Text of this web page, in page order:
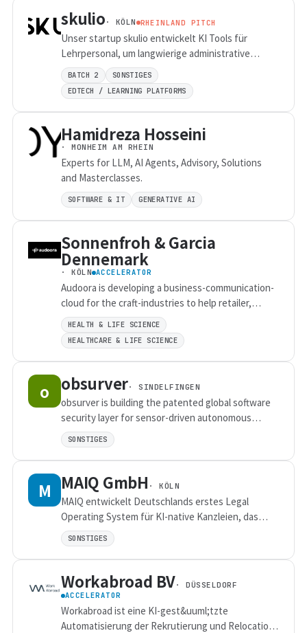
skulio · KÖLN RHEINLAND PITCH
Unser startup skulio entwickelt KI Tools für
Lehrpersonal, um langwierige administrative
Aufgaben im Arbeitsalltag minutenschnell zu
erledigen.
BATCH 2
SONSTIGES
EDTECH / LEARNING PLATFORMS
Hamidreza Hosseini
· MONHEIM AM RHEIN
Experts for LLM, AI Agents, Advisory, Solutions
and Masterclasses.
SOFTWARE & IT GENERATIVE AI
Sonnenfroh & Garcia
Dennemark
· KÖLN ACCELERATOR
Audoora is developing a business-communication-
cloud for the craft-industries to help retailer,
wholesaler and manufactures overcome manual
workflows by digitize all dimensions of purchase
process with ai powered services.
HEALTH & LIFE SCIENCE
HEALTHCARE & LIFE SCIENCE
o obsurver· SINDELFINGEN
obsurver is building the patented global software
security layer for sensor-driven autonomous
systems by detecting, monitoring and flagging
senosr-degradation/-aging on a system level in
defence, robotics and heavy machinery - building a
truly future for all.
SONSTIGES
M MAIQ GmbH · KÖLN
MAIQ entwickelt Deutschlands erstes Legal
Operating System für KI-native Kanzleien, das
fragmentierte Softwarelandschaften und manuelle
Prozesse durch integrierte Workflows und einen
lernenden Wissensgraphen ersetzt und so täglich
zwei zusätzlich abrechenbare Stunden pro
Anwält:in ermöglicht.
SONSTIGES
Workabroad BV· DÜSSELDORF
ACCELERATOR
Workabroad ist eine KI-gest&uuml;tzte
Automatisierung der Rekrutierung und Relocation